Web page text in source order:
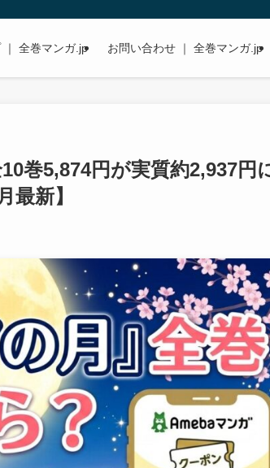
｜ 全巻マンガ.jp お問い合わせ ｜ 全巻マンガ.jp
巻5,874円が実質約2,937円
最新】